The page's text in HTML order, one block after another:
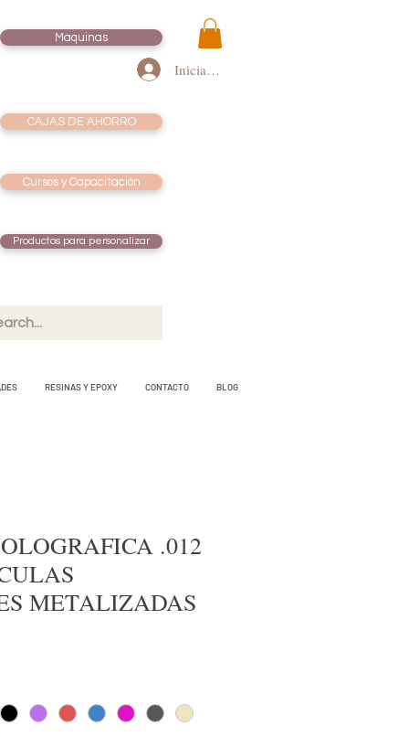
Maquinas
Iniciar sesión
CAJAS DE AHORRO
Cursos y Capacitación
Productos para personalizar
RESINAS Y EPOXY CONTACTO BLOG
.012
METALIZADAS